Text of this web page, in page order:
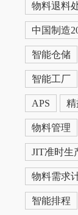
物料退料
中国制造
智能仓储
智能工厂
APS 精
物料管理
JIT准时生
物料需求
智能排程